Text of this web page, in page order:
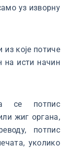
уз изворну
које потиче
на исти начин
се потпис
жиг органа,
потпис
уколико